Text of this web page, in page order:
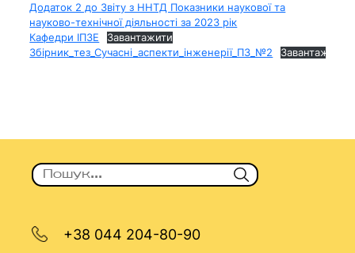
Додаток 2 до Звіту з ННТД Показники наукової та
науково-технічної діяльності за 2023 рік
Кафедри ІПЗЕ
Завантажити
Збірник_тез_Сучасні_аспекти_інженерії_ПЗ_№2
Завантажити
+38 044 204-80-90